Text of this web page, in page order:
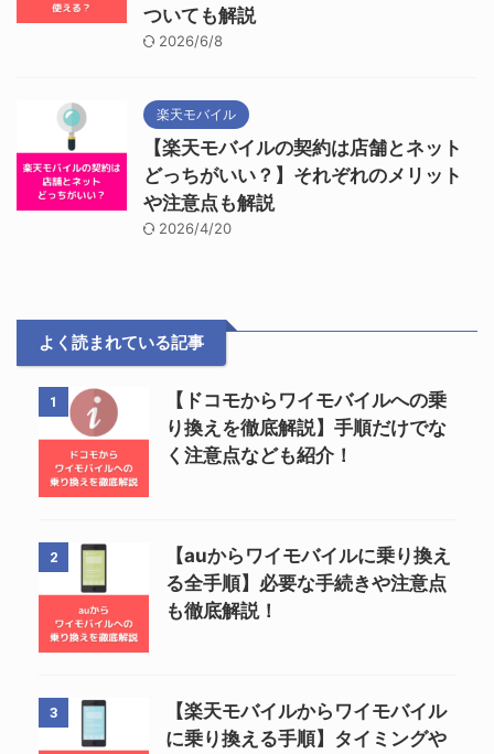
ついても解説
2026/6/8
楽天モバイル
【楽天モバイルの契約は店舗とネット
どっちがいい？】それぞれのメリット
や注意点も解説
2026/4/20
よく読まれている記事
1
【ドコモからワイモバイルへの乗
り換えを徹底解説】手順だけでな
く注意点なども紹介！
2
【auからワイモバイルに乗り換え
る全手順】必要な手続きや注意点
も徹底解説！
3
【楽天モバイルからワイモバイル
に乗り換える手順】タイミングや